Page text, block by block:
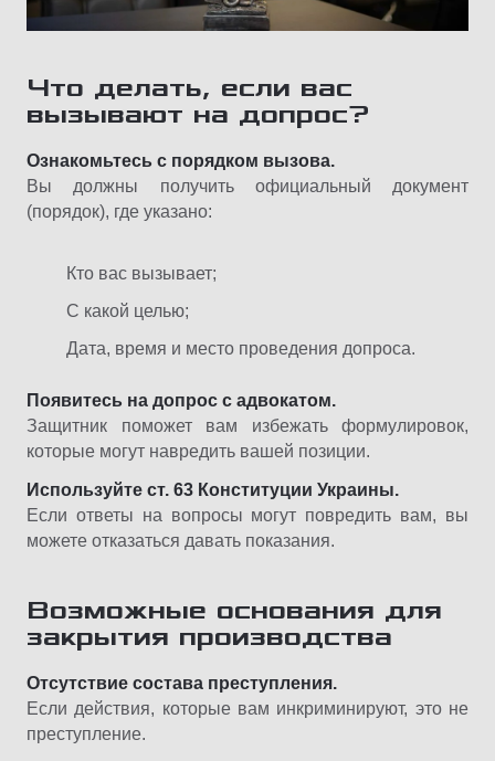
Что делать, если вас
вызывают на допрос?
Ознакомьтесь с порядком вызова.
Вы должны получить официальный документ
(порядок), где указано:
Кто вас вызывает;
С какой целью;
Дата, время и место проведения допроса.
Появитесь на допрос с адвокатом.
Защитник поможет вам избежать формулировок,
которые могут навредить вашей позиции.
Используйте ст. 63 Конституции Украины.
Если ответы на вопросы могут повредить вам, вы
можете отказаться давать показания.
Возможные основания для
закрытия производства
Отсутствие состава преступления.
Если действия, которые вам инкриминируют, это не
преступление.